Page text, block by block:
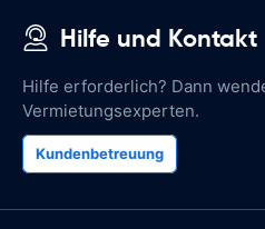
Hilfe und Kontakt
Hilfe erforderlich? Dann
Vermietungsexperten.
Kundenbetreuung